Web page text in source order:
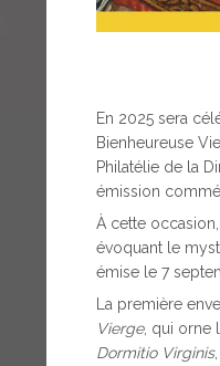
En 2025 sera
Bienheureuse
Philatélie de la
émission
À cette
évoquant le
émise le 7
La première
Vierge, qui orne
Dormitio Virginis